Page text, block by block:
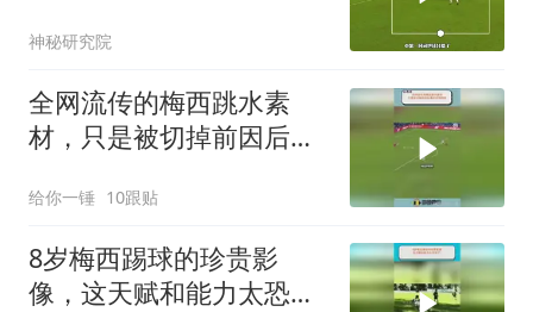
神秘研究院
全网流传的梅西跳水素
材，只是被切掉前因后果
给你一锤 10跟贴
8岁梅西踢球的珍贵影
像，这天赋和能力太恐怖